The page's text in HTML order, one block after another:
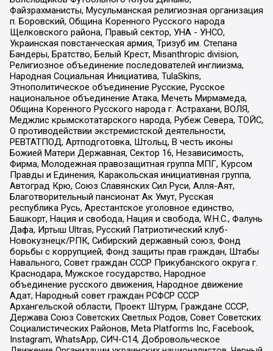
Файзрахманисты, Мусульманская религиозная организация
п. Боровский, Община Коренного Русского народа
Щелковского района, Правый сектор, УНА - УНСО,
Украинская повстанческая армия, Тризуб им. Степана
Бандеры, Братство, Белый Крест, Misanthropic division,
Религиозное объединение последователей инглиизма,
Народная Социальная Инициатива, TulaSkins,
Этнополитическое объединение Русские, Русское
национальное объединение Атака, Мечеть Мирмамеда,
Община Коренного Русского народа г. Астрахани, ВОЛЯ,
Меджлис крымскотатарского народа, Рубеж Севера, ТОЙС,
О противодействии экстремистской деятельности,
РЕВТАТПОД, Артподготовка, Штольц, В честь иконы
Божией Матери Державная, Сектор 16, Независимость,
Фирма, Молодежная правозащитная группа МПГ, Курсом
Правды и Единения, Каракольская инициативная группа,
Автоград Крю, Союз Славянских Сил Руси, Алля-Аят,
Благотворительный пансионат Ак Умут, Русская
республика Русь, Арестантское уголовное единство,
Башкорт, Нация и свобода, Нация и свобода, W.H.С., Фалунь
Дафа, Иртыш Ultras, Русский Патриотический клуб-
Новокузнецк/РПК, Сибирский державный союз, Фонд
борьбы с коррупцией, Фонд защиты прав граждан, Штабы
Навального, Совет граждан СССР Прикубанского округа г.
Краснодара, Мужское государство, Народное
объединение русского движения, Народное движение
Адат, Народный совет граждан РСФСР СССР
Архангельской области, Проект Штурм, Граждане СССР,
Держава Союз Советских Светлых Родов, Совет Советских
Социалистических Районов, Meta Platforms Inc, Facebook,
Instagram, WhatsApp, СИЧ-С14, Добровольческое